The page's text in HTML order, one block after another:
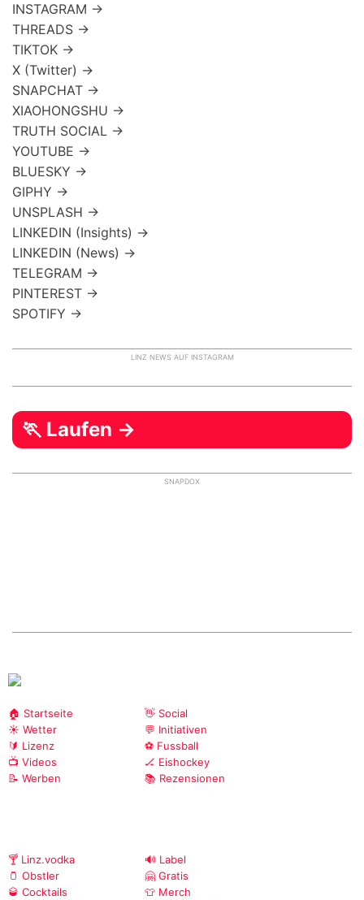
INSTAGRAM →
THREADS →
TIKTOK →
X (Twitter) →
SNAPCHAT →
XIAOHONGSHU →
TRUTH SOCIAL →
YOUTUBE →
BLUESKY →
GIPHY →
UNSPLASH →
LINKEDIN (Insights) →
LINKEDIN (News) →
TELEGRAM →
PINTEREST →
SPOTIFY →
LINZ NEWS AUF INSTAGRAM
🏃 Laufen →
SNAPDOX
🏠 Startseite
☀️ Wetter
🔰 Lizenz
📺 Videos
📝 Werben
👋 Social
💬 Initiativen
⚽ Fussball
🏒 Eishockey
📚 Rezensionen
🍸 Linz.vodka
🫙 Obstler
🥃 Cocktails
🔊 Label
🤗 Gratis
👕 Merch